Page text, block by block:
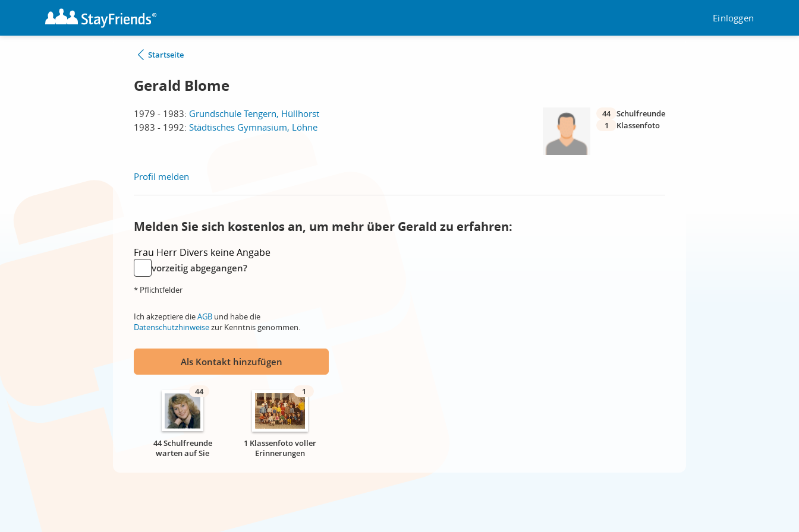
Einloggen
Startseite
Gerald Blome
1979 - 1983: Grundschule Tengern, Hüllhorst
1983 - 1992: Städtisches Gymnasium, Löhne
44 Schulfreunde
1
Klassenfoto
Profil melden
Melden Sie sich kostenlos an, um mehr über Gerald zu erfahren:
Frau Herr Divers keine Angabe
vorzeitig abgegangen?
* Pflichtfelder
Ich akzeptiere dieAGB und habe die
Datenschutzhinweisezur Kenntnis genommen.
Als Kontakt hinzufügen
44
44 Schulfreunde
warten auf Sie
1
1 Klassenfoto voller
Erinnerungen